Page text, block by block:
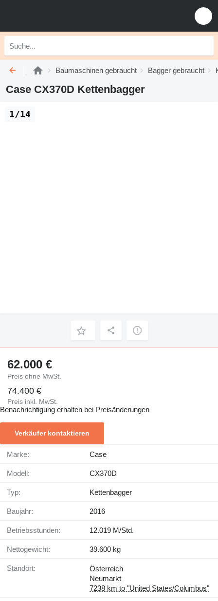
Baumaschinen gebraucht Bagger gebraucht
Case CX370D Kettenbagger
1/14
62.000 €
Preis ohne MwSt.
74.400 €
Preis inkl. MwSt.
Benachrichtigung erhalten bei Preisänderungen
Verkäufer kontaktieren
Marke: Case
Modell: CX370D
Typ: Kettenbagger
Baujahr: 2016
Betriebsstunden: 12.019 M/Std.
Nettogewicht: 39.600 kg
Standort:
Österreich
Neumarkt
7238 km to "United States/Columbus"